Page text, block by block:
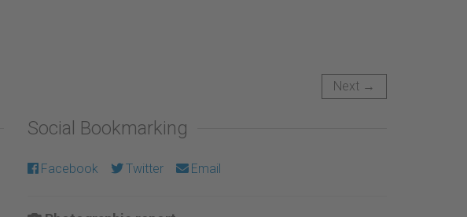
Next →
Social Bookmarking
Facebook Twitter Email